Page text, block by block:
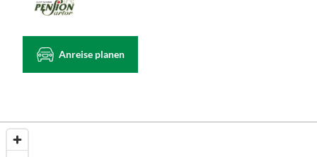
Anreise planen